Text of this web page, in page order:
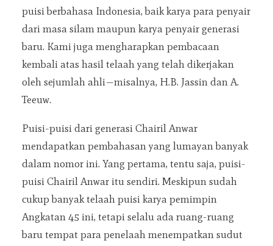
puisi berbahasa Indonesia, baik karya para penyair
dari masa silam maupun karya penyair generasi
baru. Kami juga mengharapkan pembacaan
kembali atas hasil telaah yang telah dikerjakan
oleh sejumlah ahli—misalnya, H.B. Jassin dan A.
Teeuw.
Puisi-puisi dari generasi Chairil Anwar
mendapatkan pembahasan yang lumayan banyak
dalam nomor ini. Yang pertama, tentu saja, puisi-
puisi Chairil Anwar itu sendiri. Meskipun sudah
cukup banyak telaah puisi karya pemimpin
Angkatan 45 ini, tetapi selalu ada ruang-ruang
baru tempat para penelaah menempatkan sudut